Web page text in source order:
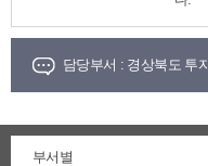
담당부서 : 경상북도 투
부서별